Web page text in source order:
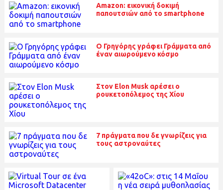
Amazon: εικονική δοκιμή
παπουτσιών από το smartphone
Ο Γρηγόρης γράφει Γράμματα από
έναν αιωρούμενο κόσμο
Στον Elon Musk αρέσει ο
ρουκετοπόλεμος της Χίου
7 πράγματα που δε γνωρίζεις για
τους αστροναύτες